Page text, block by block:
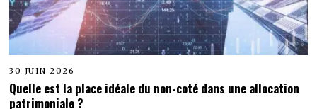
30 JUIN 2026
Quelle est la place idéale du non-coté dans une allocation
patrimoniale ?